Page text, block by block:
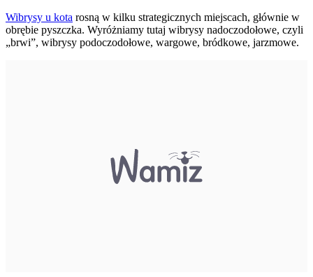
Wibrysy u kota rosną w kilku strategicznych miejscach, głównie w
obrębie pyszczka. Wyróżniamy tutaj wibrysy nadoczodołowe, czyli
„brwi”, wibrysy podoczodołowe, wargowe, bródkowe, jarzmowe.